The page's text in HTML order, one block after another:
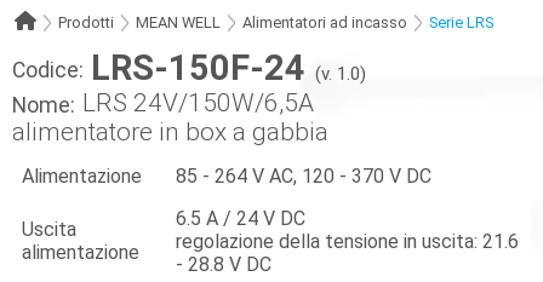
Prodotti MEAN WELL Alimentatori ad incasso Serie LRS
Codice: LRS-150F-24 (v. 1.0)
Nome: LRS 24V/150W/6,5A
alimentatore in box a gabbia
Alimentazione 85 - 264 V AC, 120 - 370 V DC
Uscita
alimentazione
6.5 A / 24 V DC
regolazione della tensione in uscita: 21.6
- 28.8 V DC